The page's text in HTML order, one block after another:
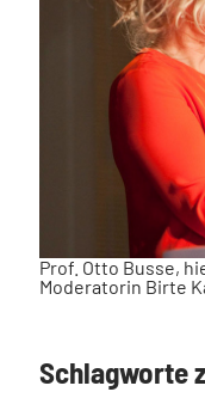
Prof. Otto Busse,
Moderatorin Birte
Schlagworte